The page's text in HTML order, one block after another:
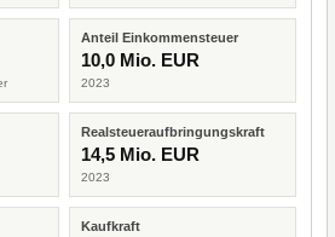
Anteil Einkommensteuer
10,0 Mio. EUR
2023
Realsteueraufbringungskraft
14,5 Mio. EUR
2023
Kaufkraft